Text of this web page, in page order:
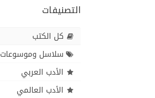
التصنيفات
كل الكتب
سلاسل وموسوعات
الأدب العربي
الأدب العالمي